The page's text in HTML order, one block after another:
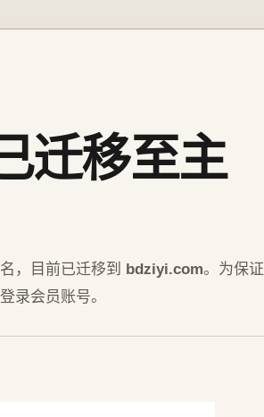
迁移至主
，目前已迁移到 bdziyi.com。为保证
录会员账号。